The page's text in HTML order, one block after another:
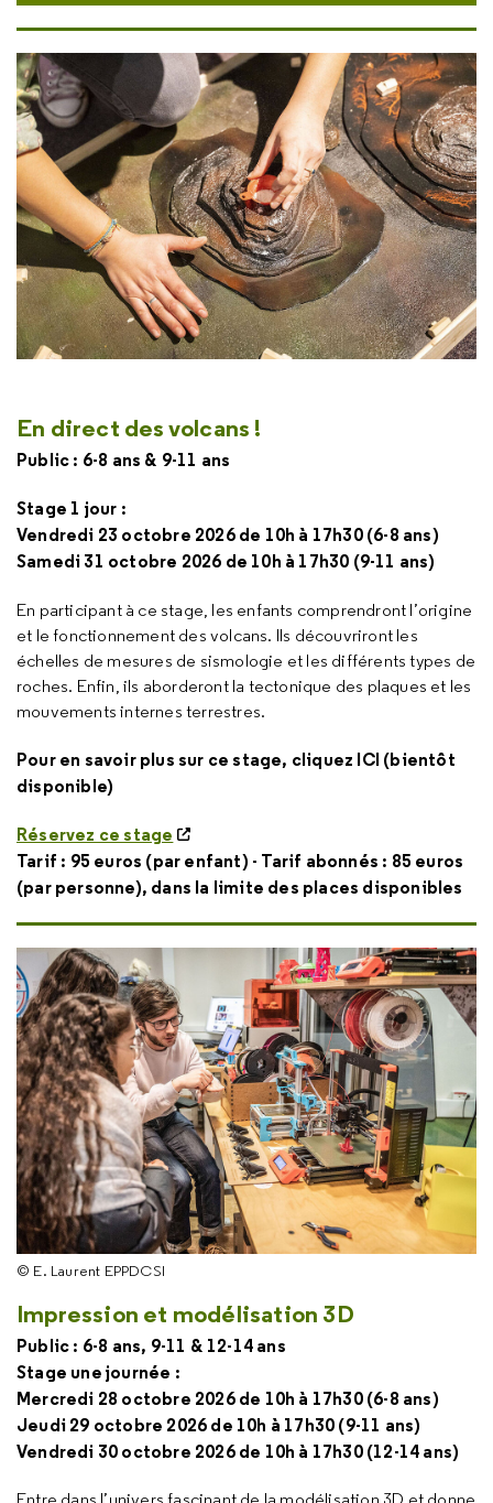
En direct des volcans !
Public : 6-8 ans & 9-11 ans
Stage 1 jour :
Vendredi 23 octobre 2026 de 10h à 17h30 (6-8 ans)
Samedi 31 octobre 2026 de 10h à 17h30 (9-11 ans)
En participant à ce stage, les enfants comprendront l’origine
et le fonctionnement des volcans. Ils découvriront les
échelles de mesures de sismologie et les différents types de
roches. Enfin, ils aborderont la tectonique des plaques et les
mouvements internes terrestres.
Pour en savoir plus sur ce stage, cliquez ICI (bientôt
disponible)
Réservez ce stage
Tarif : 95 euros (par enfant) - Tarif abonnés : 85 euros
(par personne), dans la limite des places disponibles
© E. Laurent EPPDCSI
Impression et modélisation 3D
Public : 6-8 ans, 9-11 & 12-14 ans
Stage une journée :
Mercredi 28 octobre 2026 de 10h à 17h30 (6-8 ans)
Jeudi 29 octobre 2026 de 10h à 17h30 (9-11 ans)
Vendredi 30 octobre 2026 de 10h à 17h30 (12-14 ans)